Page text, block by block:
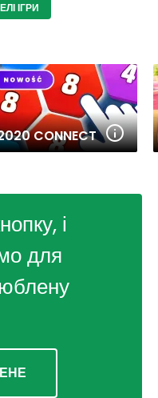
ІГРИ
CONNECT
і
для